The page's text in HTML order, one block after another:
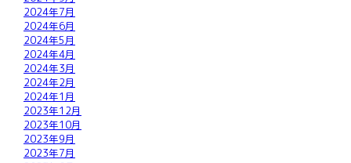
2024年7月
2024年6月
2024年5月
2024年4月
2024年3月
2024年2月
2024年1月
2023年12月
2023年10月
2023年9月
2023年7月